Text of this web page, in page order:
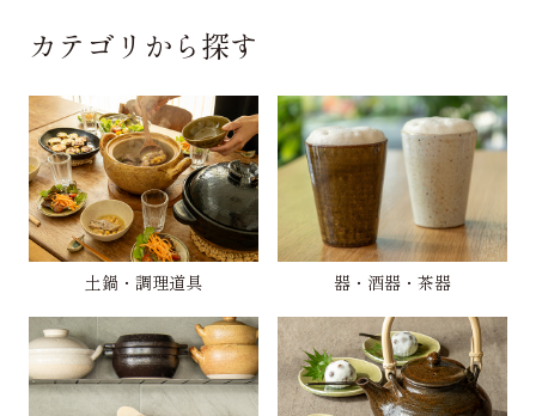
カテゴリから探す
土鍋・調理道具 器・酒器・茶器